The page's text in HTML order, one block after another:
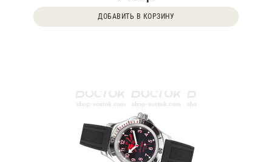
ДОБАВИТЬ В КОРЗИНУ